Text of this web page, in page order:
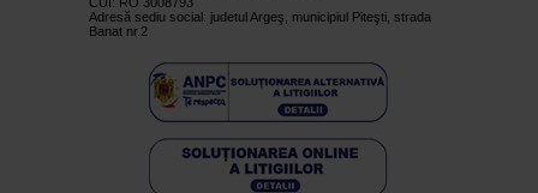
Adresă sediu social: judetul Argeş, municipiul Piteşti, strada
Banat nr.2